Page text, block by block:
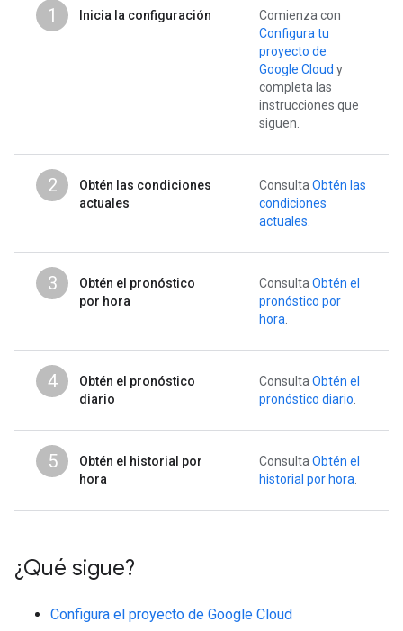
1 Inicia la configuración
Comienza con
Configura tu
proyecto de
Google Cloud y
completa las
instrucciones que
siguen.
2
Obtén las condiciones
actuales
Consulta Obtén las
condiciones
actuales
3
Obtén el pronóstico
por hora
Consulta Obtén el
pronóstico por
hora
4
Obtén el pronóstico
diario
Consulta Obtén el
pronóstico diario
5
Obtén el historial por
hora
Consulta Obtén el
historial por hora
¿Qué sigue?
Configura el proyecto de Google Cloud